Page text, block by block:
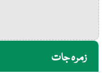
زمرہ جات